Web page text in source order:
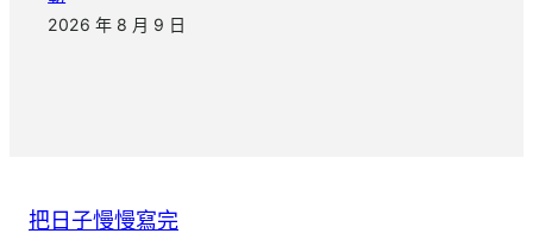
2026 年 8 月 9 日
把日子慢慢寫完